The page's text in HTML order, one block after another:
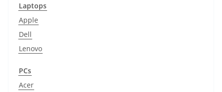
Laptops
Apple
Dell
Lenovo
PCs
Acer